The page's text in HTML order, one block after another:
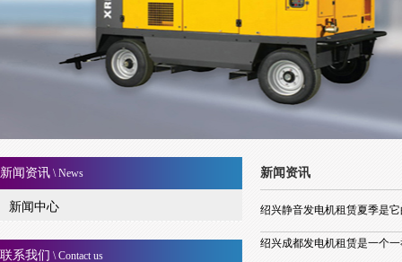
新闻资讯 \ News
新闻中心
联系我们 \ Contact us
新闻资讯
绍兴静音发电机租赁夏季是
绍兴成都发电机租赁是一个